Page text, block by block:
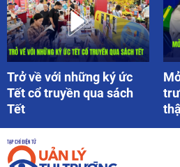
Trở về với những ký ức
Tết cổ truyền qua sách
Tết